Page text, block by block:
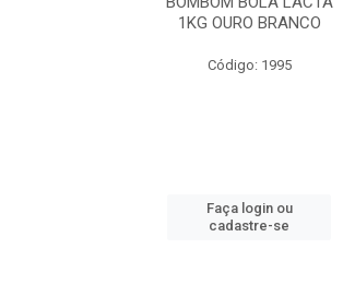
1KG OURO BRANCO
Código: 1995
Faça login ou
cadastre-se